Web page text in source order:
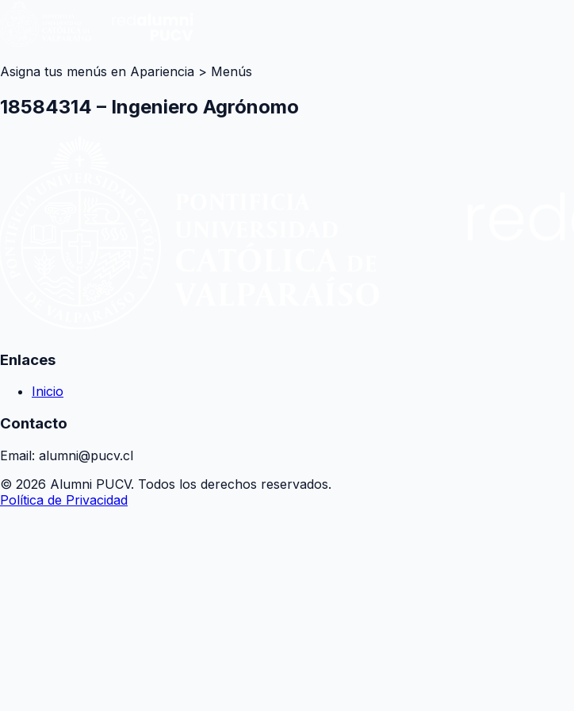
Asigna tus menús en Apariencia > Menús
18584314 – Ingeniero Agrónomo
Enlaces
Inicio
Contacto
Email: alumni@pucv.cl
© 2026 Alumni PUCV. Todos los derechos reservados.
Política de Privacidad